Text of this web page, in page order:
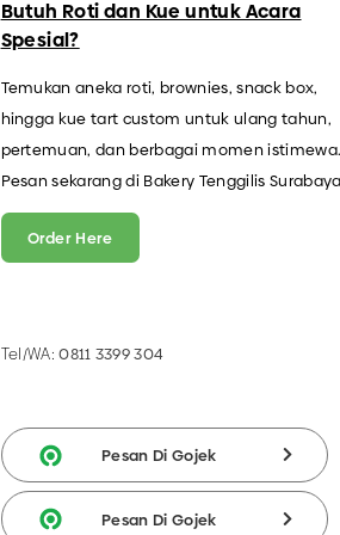
Butuh Roti dan Kue untuk Acara
Spesial?
Temukan aneka roti, brownies, snack box,
hingga kue tart custom untuk ulang tahun,
pertemuan, dan berbagai momen
Pesan sekarang di Bakery Tenggilis
Order Here
Tel/WA: 0811 3399 304
Pesan Di Gojek
Pesan Di Gojek